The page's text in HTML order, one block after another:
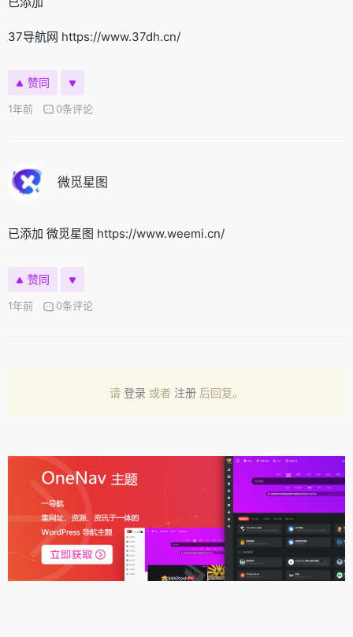
37导航网 https://www.37dh.cn/
赞同
1年前 0条评论
微觅星图
已添加 微觅星图 https://www.weemi.cn/
赞同
1年前 0条评论
请 登录 或者 注册 后回复。